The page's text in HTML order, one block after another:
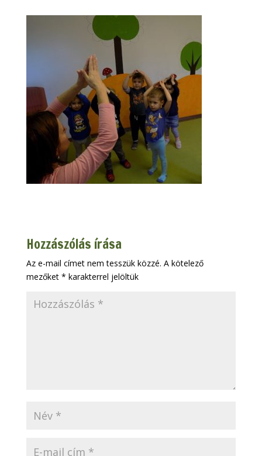
Hozzászólás írása
Az e-mail címet nem tesszük közzé. A kötelező
mezőket * karakterrel jelöltük